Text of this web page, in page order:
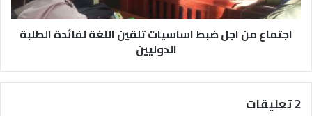
اجتماع من اجل ضبط اساسيات تلقين اللغة لفائدة الطلبة
الدوليين
‫2 تعليقات